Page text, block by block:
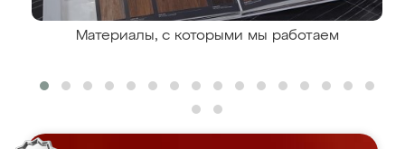
Материалы, с которыми мы работаем